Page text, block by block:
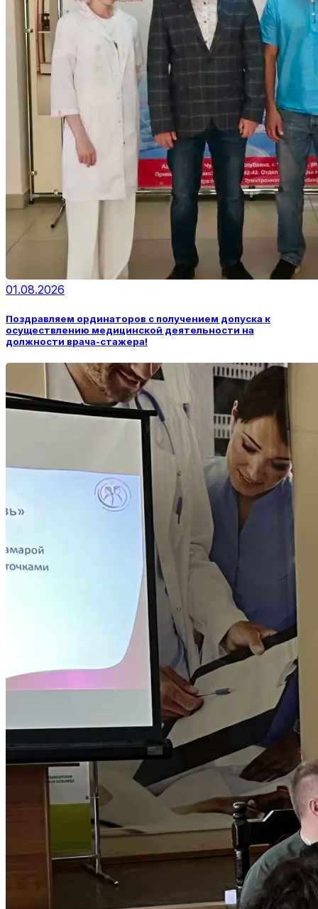
01.08.2026
Поздравляем ординаторов с получением допуска к
осуществлению медицинской деятельности на
должности врача-стажера!